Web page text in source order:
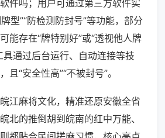
件吗；用户可通过第三方软件实
型”“防检测防封号”等功能，部分
能存在“牌特别好”或“透视他人牌
具通过后台运行、自动连接等技
且“安全性高”“不被封号”。
江麻将文化，精准还原安徽全省
北的推倒胡到皖南的红中万能、